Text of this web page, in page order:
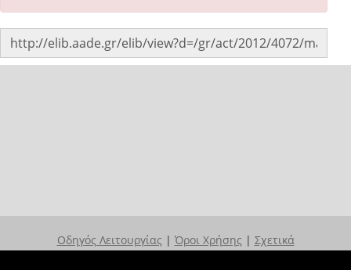
Οδηγός Λειτουργίας | Όροι Χρήσης | Σχετικά